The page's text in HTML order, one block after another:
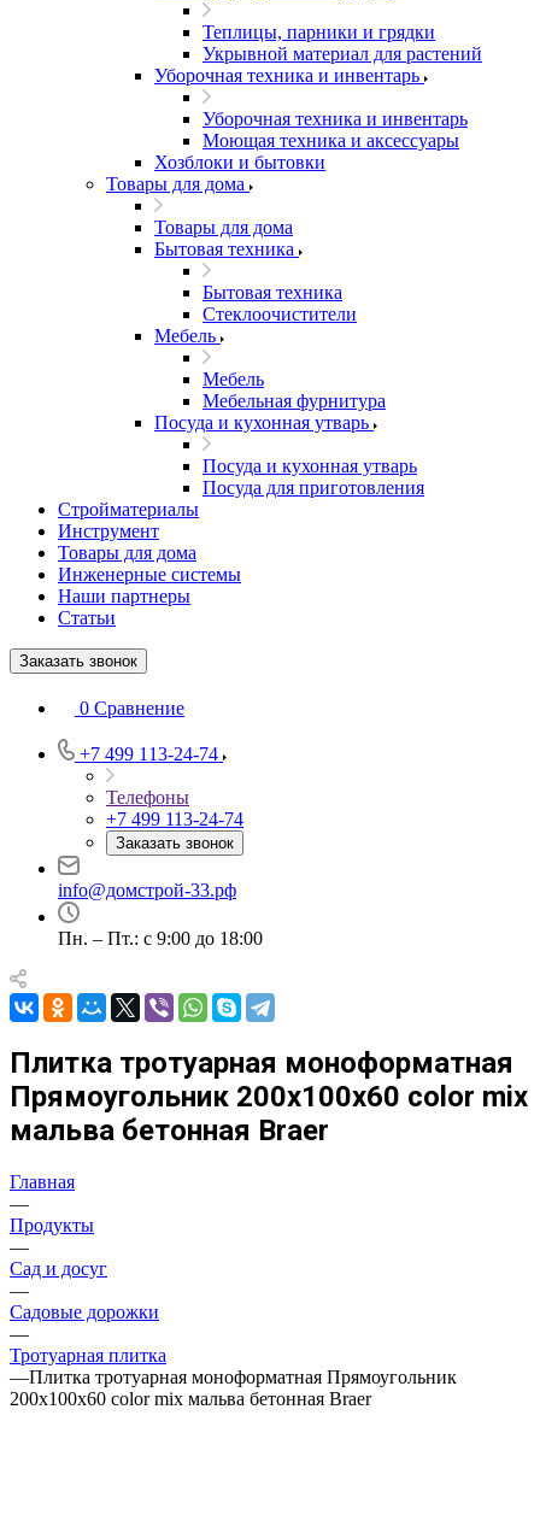
Теплицы, парники и грядки
Укрывной материал для растений
Уборочная техника и инвентарь
Уборочная техника и инвентарь
Моющая техника и аксессуары
Хозблоки и бытовки
Товары для дома
Товары для дома
Бытовая техника
Бытовая техника
Стеклоочистители
Мебель
Мебель
Мебельная фурнитура
Посуда и кухонная утварь
Посуда и кухонная утварь
Посуда для приготовления
Стройматериалы
Инструмент
Товары для дома
Инженерные системы
Наши партнеры
Статьи
Заказать звонок
0 Сравнение
+7 499 113-24-74
Телефоны
+7 499 113-24-74
Заказать звонок
info@домстрой-33.рф
Пн. – Пт.: с 9:00 до 18:00
Плитка тротуарная моноформатная
Прямоугольник 200х100х60 color mix
мальва бетонная Braer
Главная
—
Продукты
—
Сад и досуг
—
Садовые дорожки
—
Тротуарная плитка
—Плитка тротуарная моноформатная Прямоугольник
200х100х60 color mix мальва бетонная Braer